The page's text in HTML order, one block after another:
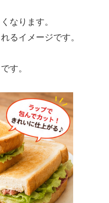
なります。
るイメージです。
す。